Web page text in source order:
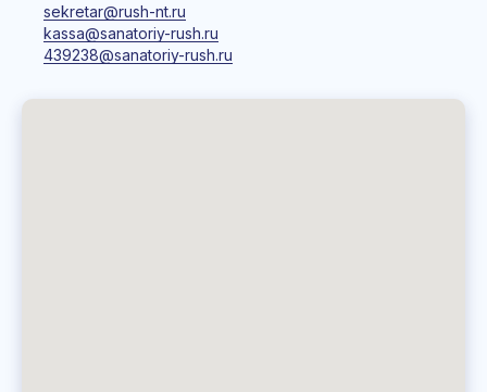
sekretar@rush-nt.ru
kassa@sanatoriy-rush.ru
439238@sanatoriy-rush.ru